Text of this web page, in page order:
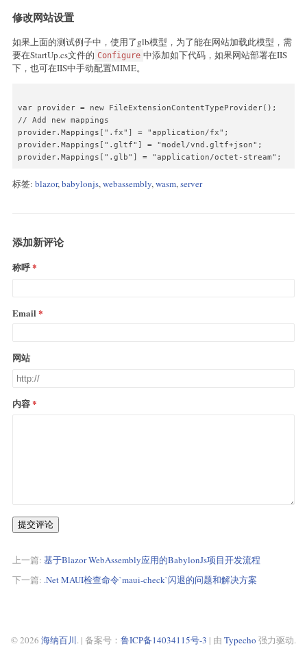
                "ArcRotateCamera",
                (decimal)(System.Math.PI / 2),
                (decimal)(System.Math.PI / 2),
                scene
            );
var hemisphericLightDirection = await
var light1 = await
var pointLightDirection = await
var light2 = await
            await camera.attachControl(false);
            await engine.runRenderLoop(new ActionCallback(
            _engine = engine;
        public async ValueTask RunAnimation(string name)
        {
            if (_runningAnimation != null)
                await _runningAnimation.stop();
    }
}
修改网站设置
如果上面的测试例子中，使用了glb模型，为了能在网站加载此模型，需
要在StartUp.cs文件的 Configure 中添加如下代码，如果网站部署在IIS
下，也可在IIS中手动配置MIME。
var provider = new FileExtensionContentTypeProvider();
// Add new mappings
provider.Mappings[".fx"] = "application/fx";
provider.Mappings[".gltf"] = "model/vnd.gltf+json";
provider.Mappings[".glb"] = "application/octet-stream";
标签: blazor,babylonjs,webassembly,wasm,server
添加新评论
称呼
Email
网站
内容
提交评论
上一篇: 基于Blazor WebAssembly应用的BabylonJs项目开发流程
下一篇: .Net MAUI检查命令`maui-check`闪退的问题和解决方案
© 2026 海纳百川. | 备案号： 鲁ICP备14034115号-3 | 由 Typecho 强力驱动.